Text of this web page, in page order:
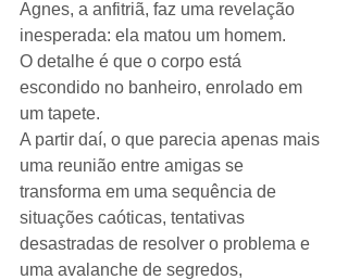
Agnes, a anfitriã, faz uma revelação
inesperada: ela matou um homem.
O detalhe é que o corpo está
escondido no banheiro, enrolado em
um tapete.
A partir daí, o que parecia apenas mais
uma reunião entre amigas se
transforma em uma sequência de
situações caóticas, tentativas
desastradas de resolver o problema e
uma avalanche de segredos,